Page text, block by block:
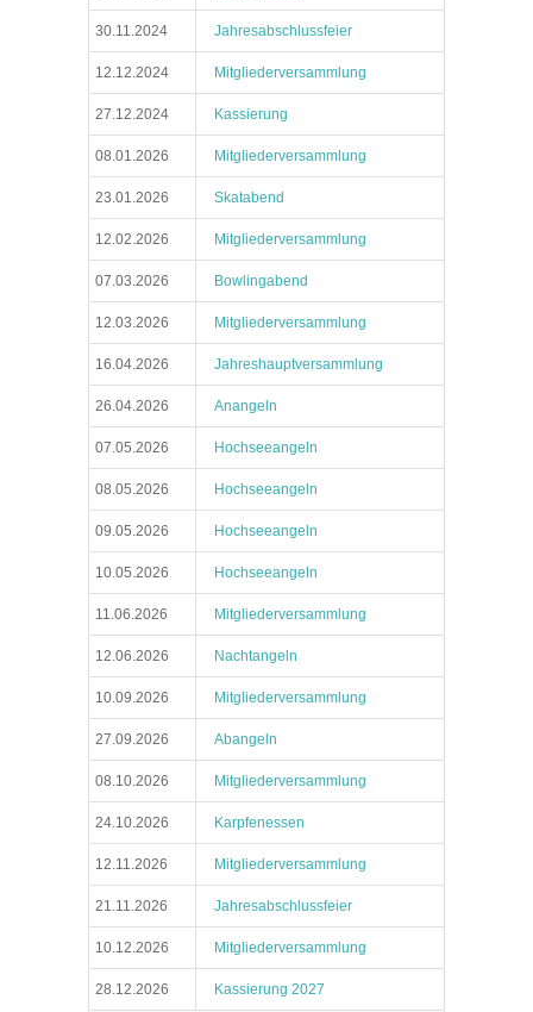
30.11.2024 Jahresabschlussfeier
12.12.2024 Mitgliederversammlung
27.12.2024 Kassierung
08.01.2026 Mitgliederversammlung
23.01.2026 Skatabend
12.02.2026 Mitgliederversammlung
07.03.2026 Bowlingabend
12.03.2026 Mitgliederversammlung
16.04.2026 Jahreshauptversammlung
26.04.2026 Anangeln
07.05.2026 Hochseeangeln
08.05.2026 Hochseeangeln
09.05.2026 Hochseeangeln
10.05.2026 Hochseeangeln
11.06.2026 Mitgliederversammlung
12.06.2026 Nachtangeln
10.09.2026 Mitgliederversammlung
27.09.2026 Abangeln
08.10.2026 Mitgliederversammlung
24.10.2026 Karpfenessen
12.11.2026 Mitgliederversammlung
21.11.2026 Jahresabschlussfeier
10.12.2026 Mitgliederversammlung
28.12.2026 Kassierung 2027